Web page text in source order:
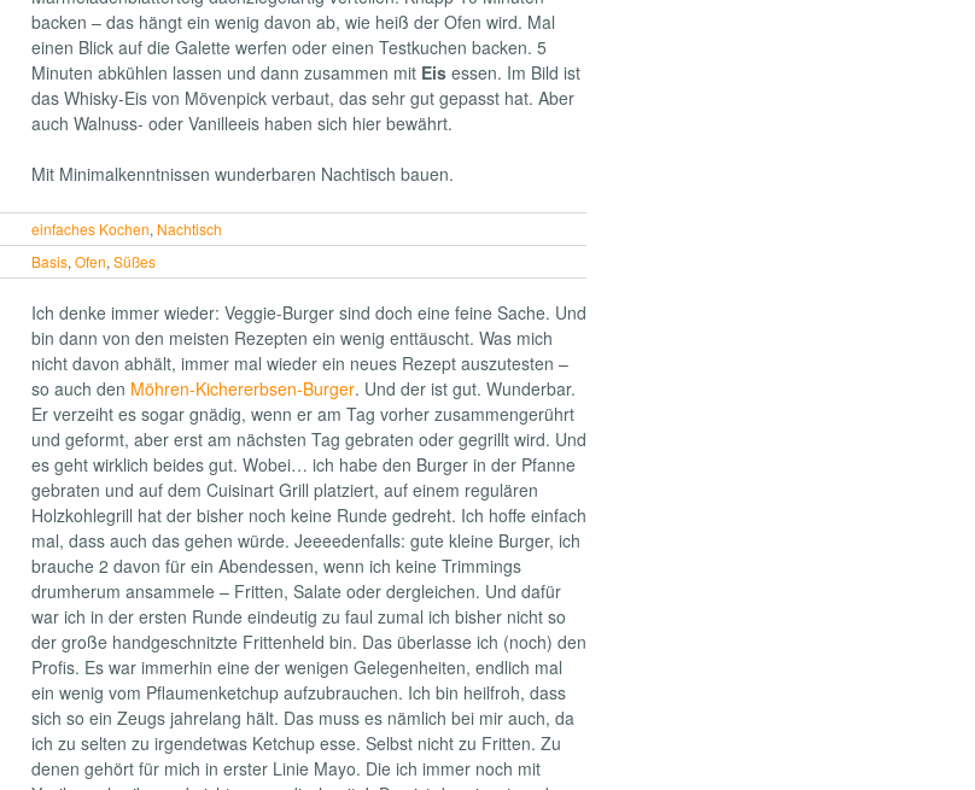
backen – das hängt ein wenig davon ab, wie heiß der Ofen wird. Mal
einen Blick auf die Galette werfen oder einen Testkuchen backen. 5
Minuten abkühlen lassen und dann zusammen mit Eisessen. Im Bild ist
das Whisky-Eis von Mövenpick verbaut, das sehr gut gepasst hat. Aber
auch Walnuss- oder Vanilleeis haben sich hier bewährt.
Mit Minimalkenntnissen wunderbaren Nachtisch bauen.
einfaches Kochen, Nachtisch
Basis,Ofen,Süßes
Ich denke immer wieder: Veggie-Burger sind doch eine feine Sache. Und
bin dann von den meisten Rezepten ein wenig enttäuscht. Was mich
nicht davon abhält, immer mal wieder ein neues Rezept auszutesten –
so auch den Möhren-Kichererbsen-Burger. Und der ist gut. Wunderbar.
Er verzeiht es sogar gnädig, wenn er am Tag vorher zusammengerührt
und geformt, aber erst am nächsten Tag gebraten oder gegrillt wird. Und
es geht wirklich beides gut. Wobei… ich habe den Burger in der Pfanne
gebraten und auf dem Cuisinart Grill platziert, auf einem regulären
Holzkohlegrill hat der bisher noch keine Runde gedreht. Ich hoffe einfach
mal, dass auch das gehen würde. Jeeeedenfalls: gute kleine Burger, ich
brauche 2 davon für ein Abendessen, wenn ich keine Trimmings
drumherum ansammele – Fritten, Salate oder dergleichen. Und dafür
war ich in der ersten Runde eindeutig zu faul zumal ich bisher nicht so
der große handgeschnitzte Frittenheld bin. Das überlasse ich (noch) den
Profis. Es war immerhin eine der wenigen Gelegenheiten, endlich mal
ein wenig vom Pflaumenketchup aufzubrauchen. Ich bin heilfroh, dass
sich so ein Zeugs jahrelang hält. Das muss es nämlich bei mir auch, da
ich zu selten zu irgendetwas Ketchup esse. Selbst nicht zu Fritten. Zu
denen gehört für mich in erster Linie Mayo. Die ich immer noch mit